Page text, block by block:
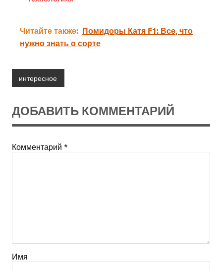
Читайте также: Помидоры Катя F1: Все, что
нужно знать о сорте
интересное
ДОБАВИТЬ КОММЕНТАРИЙ
Комментарий *
Имя